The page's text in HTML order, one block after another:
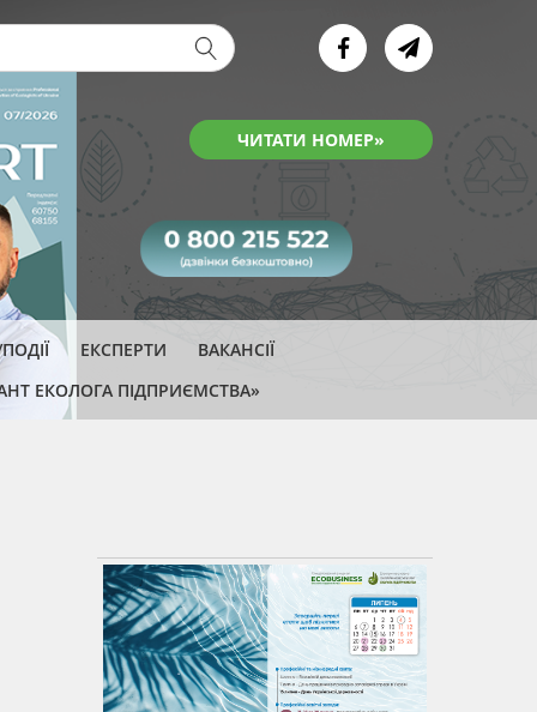
ЧИТАТИ НОМЕР»
форма
ЕКСПЕРТИ
ВАКАНСІЇ
ЕКОЛОГА ПІДПРИЄМСТВА»